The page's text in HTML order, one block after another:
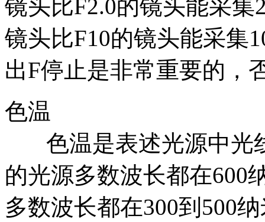
镜头比F2.0的镜头能采
镜头比F10的镜头能采集
出F停止是非常重要的，
色温
色温是表述光源中光
的光源多数波长都在600
多数波长都在300到500